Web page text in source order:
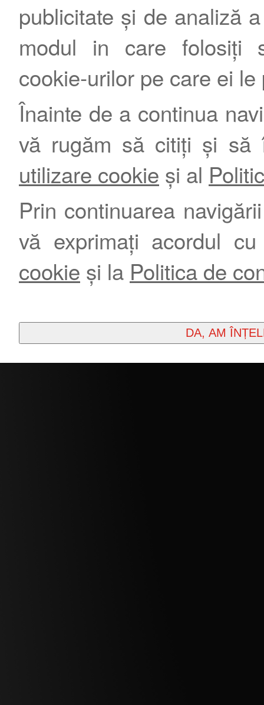
publicitate și de analiză
modul in care folosiți
cookie-urilor pe care ei le
Înainte de a continua
vă rugăm să citiți și să
utilizare cookie și al
Prin continuarea
vă exprimați acordul
cookie și la Politica de